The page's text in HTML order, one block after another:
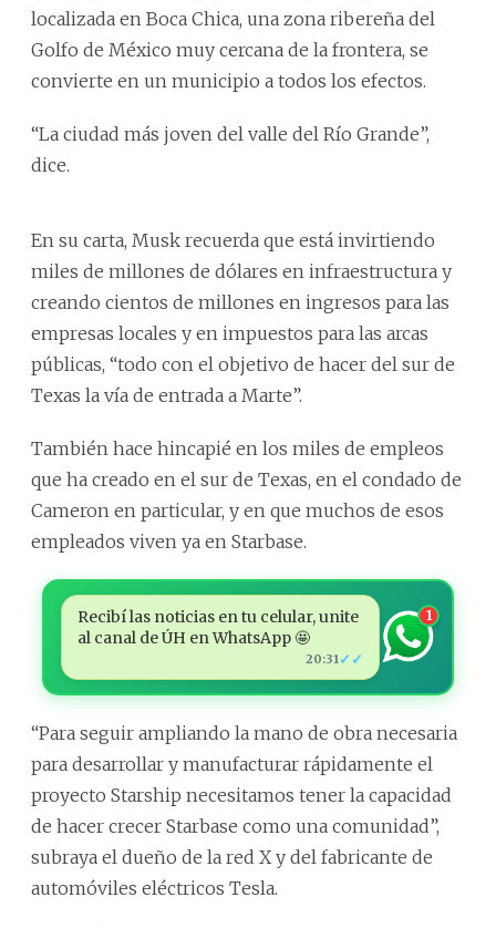
localizada en Boca Chica, una zona ribereña del
Golfo de México muy cercana de la frontera, se
convierte en un municipio a todos los efectos.
“La ciudad más joven del valle del Río Grande”,
dice.
En su carta, Musk recuerda que está invirtiendo
miles de millones de dólares en infraestructura y
creando cientos de millones en ingresos para las
empresas locales y en impuestos para las arcas
públicas, “todo con el objetivo de hacer del sur de
Texas la vía de entrada a Marte”.
También hace hincapié en los miles de empleos
que ha creado en el sur de Texas, en el condado de
Cameron en particular, y en que muchos de esos
empleados viven ya en Starbase.
Recibí las noticias en tu celular, unite
al canal de ÚH en WhatsApp 🤩
20:31 ✓✓
1
“Para seguir ampliando la mano de obra necesaria
para desarrollar y manufacturar rápidamente el
proyecto Starship necesitamos tener la capacidad
de hacer crecer Starbase como una comunidad”,
subraya el dueño de la red X y del fabricante de
automóviles eléctricos Tesla.